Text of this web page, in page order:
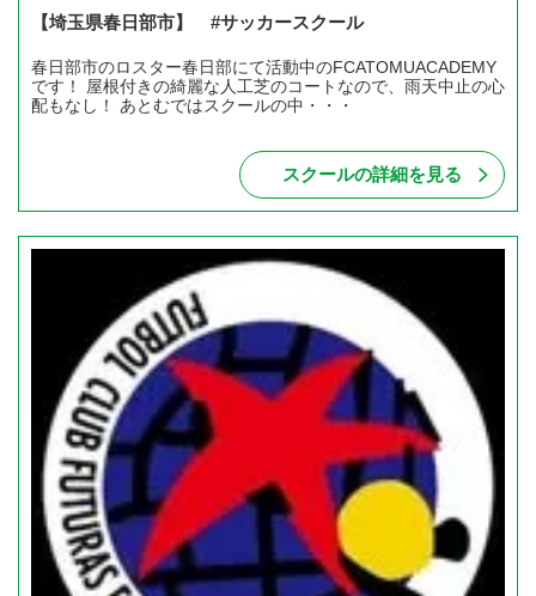
【埼玉県春日部市】 #サッカースクール
春日部市のロスター春日部にて活動中のFCATOMUACADEMY
です！ 屋根付きの綺麗な人工芝のコートなので、雨天中止の心
配もなし！ あとむではスクールの中・・・
スクールの詳細を見る